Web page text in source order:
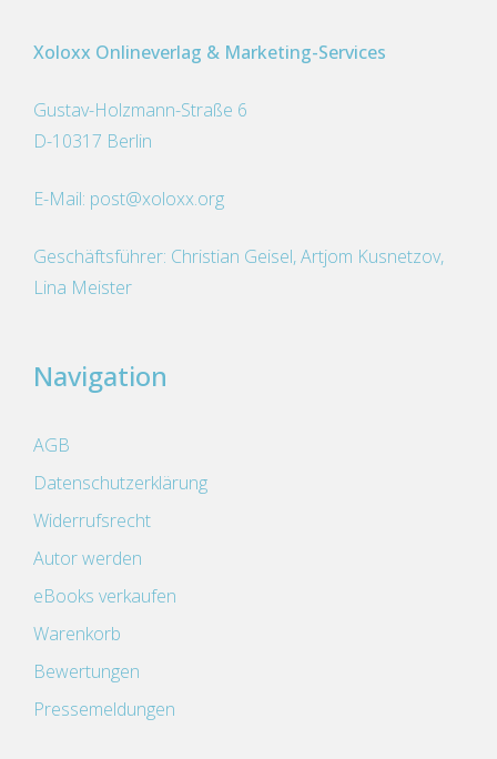
Xoloxx Onlineverlag & Marketing-Services
Gustav-Holzmann-Straße 6
D-10317 Berlin
E-Mail: post@xoloxx.org
Geschäftsführer: Christian Geisel, Artjom Kusnetzov,
Lina Meister
Navigation
AGB
Datenschutzerklärung
Widerrufsrecht
Autor werden
eBooks verkaufen
Warenkorb
Bewertungen
Pressemeldungen